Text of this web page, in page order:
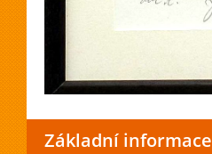
Základní informace